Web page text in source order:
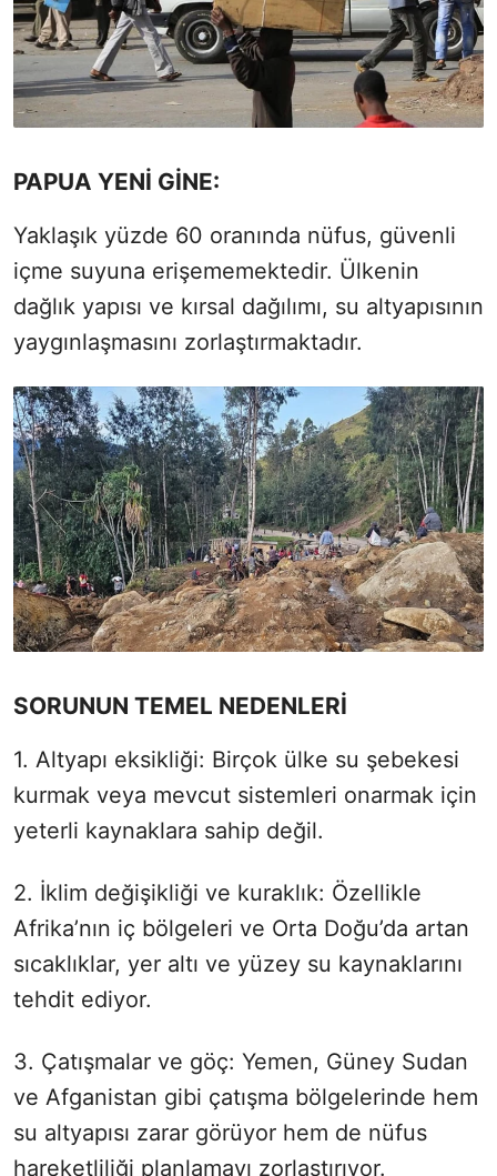
PAPUA YENİ GİNE:
Yaklaşık yüzde 60 oranında nüfus, güvenli
içme suyuna erişememektedir. Ülkenin
dağlık yapısı ve kırsal dağılımı, su altyapısının
yaygınlaşmasını zorlaştırmaktadır.
SORUNUN TEMEL NEDENLERİ
1. Altyapı eksikliği: Birçok ülke su şebekesi
kurmak veya mevcut sistemleri onarmak için
yeterli kaynaklara sahip değil.
2. İklim değişikliği ve kuraklık: Özellikle
Afrika’nın iç bölgeleri ve Orta Doğu’da artan
sıcaklıklar, yer altı ve yüzey su kaynaklarını
tehdit ediyor.
3. Çatışmalar ve göç: Yemen, Güney Sudan
ve Afganistan gibi çatışma bölgelerinde hem
su altyapısı zarar görüyor hem de nüfus
hareketliliği planlamayı zorlaştırıyor.